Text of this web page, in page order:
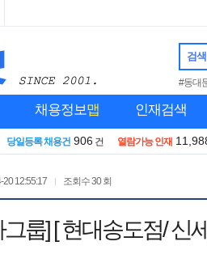
검
#동대
채용정보맵 인재검색
당일등록 채용건 906 건 열람가능 인재
20 12:55:17 조회수30 회
그룹] [ 현대송도점/